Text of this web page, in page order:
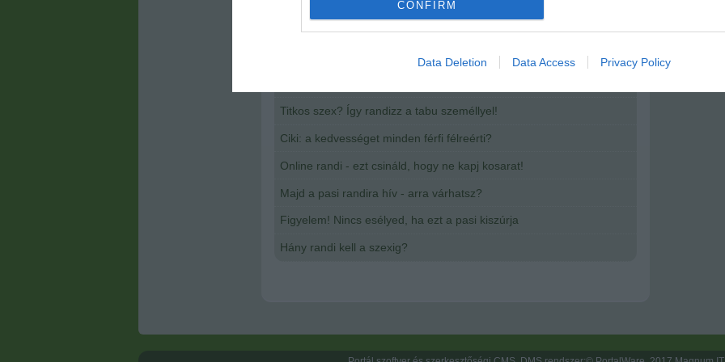
web or device identifiers in apps.
I want to allow Google to enable storage related to security, including
CONFIRM
Data Deletion Data Access Privacy Policy
Titkos szex? Így randizz a tabu személlyel!
Ciki: a kedvességet minden férfi félreérti?
Online randi - ezt csináld, hogy ne kapj kosarat!
Majd a pasi randira hív - arra várhatsz?
Figyelem! Nincs esélyed, ha ezt a pasi kiszúrja
Hány randi kell a szexig?